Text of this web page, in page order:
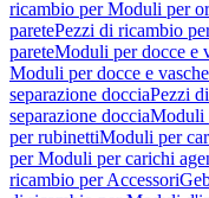
ricambio per Moduli per
paretePezzi di ricambio
pareteModuli per docce e
Moduli per docce e
separazione docciaPezzi
separazione docciaModuli
per rubinettiModuli per
per Moduli per carichi
ricambio per Accessori